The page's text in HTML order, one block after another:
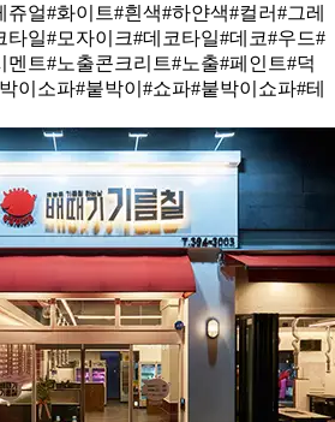
쥬얼#화이트#흰색#하얀색#컬러#그레
타일#모자이크#데코타일#데코#우드#
멘트#노출콘크리트#노출#페인트#덕
이소파#붙박이 #쇼파#붙박이쇼파#테